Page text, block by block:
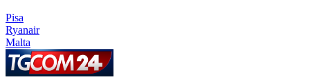
Pisa
Ryanair
Malta